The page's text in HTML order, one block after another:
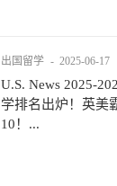
出国留学 - 2025-06-17
U.S. News 2025-
学排名出炉！英美
10！...